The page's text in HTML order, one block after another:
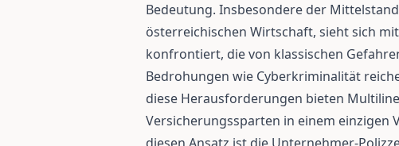
Bedeutung. Insbesondere der
österreichischen Wirtschaft, sieht sich
konfrontiert, die von klassischen
Bedrohungen wie Cyberkriminalität
diese Herausforderungen bieten
Versicherungssparten in einem einzigen